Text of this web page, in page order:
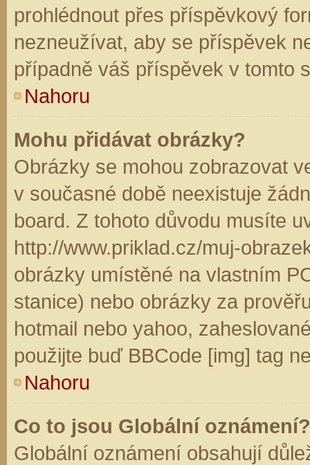
prohlédnout přes příspěvkový
nezneužívat, aby se příspěvek
případně váš příspěvek v tomto
Nahoru
Mohu přidávat obrázky?
Obrázky se mohou zobrazovat
v současné době neexistuje
board. Z tohoto důvodu musíte
http://www.priklad.cz/muj-
obrázky umístěné na vlastním
stanice) nebo obrázky za
hotmail nebo yahoo,
použijte buď BBCode [img] tag
Nahoru
Co to jsou Globální oznámení?
Globální oznámení obsahují